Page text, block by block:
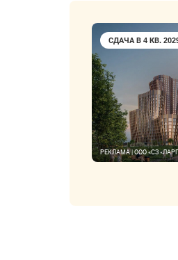
СДАЧА В 4 КВ.
РЕКЛАМА | ООО «СЗ